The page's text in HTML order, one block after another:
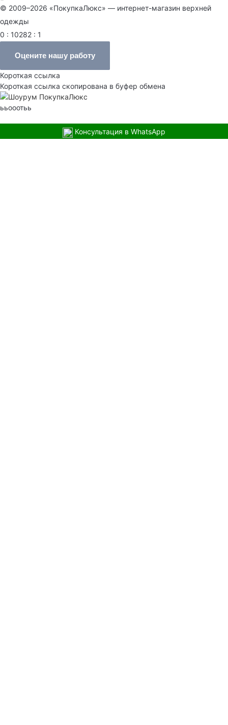
© 2009–2026 «ПокупкаЛюкс» — интернет-магазин верхней
одежды
0 : 10282 : 1
Оцените нашу работу
Короткая ссылка
Короткая ссылка скопирована в буфер обмена
ььооотьь
Консультация в WhatsApp